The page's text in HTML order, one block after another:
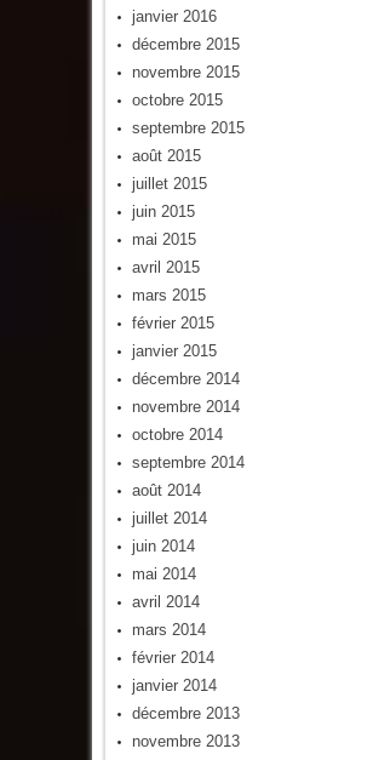
janvier 2016
décembre 2015
novembre 2015
octobre 2015
septembre 2015
août 2015
juillet 2015
juin 2015
mai 2015
avril 2015
mars 2015
février 2015
janvier 2015
décembre 2014
novembre 2014
octobre 2014
septembre 2014
août 2014
juillet 2014
juin 2014
mai 2014
avril 2014
mars 2014
février 2014
janvier 2014
décembre 2013
novembre 2013